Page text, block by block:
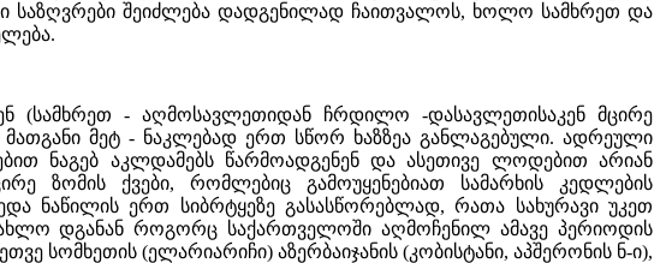
საზღვრები შეიძლება დადგენილად ჩაითვალოს, ხოლო სამხრეთ და
(სამხრეთ - აღმოსავლეთიდან ჩრდილო -დასავლეთისაკენ მცირე
მეტ - ნაკლებად ერთ სწორ ხაზზეა განლაგებული. ადრეული
ნაგებ აკლდამებს წარმოადგენენ და ასეთივე ლოდებით არიან
ზომის ქვები, რომლებიც გამოუყენებიათ სამარხის კედლების
ნაწილის ერთ სიბრტყეზე გასასწორებლად, რათა სახურავი უკეთ
დგანან როგორც საქართველოში აღმოჩენილ ამავე პერიოდის
სომხეთის (ელარიარიჩი) აზერბაიჯანის (კობისტანი, აპშერონის ნ-ი),